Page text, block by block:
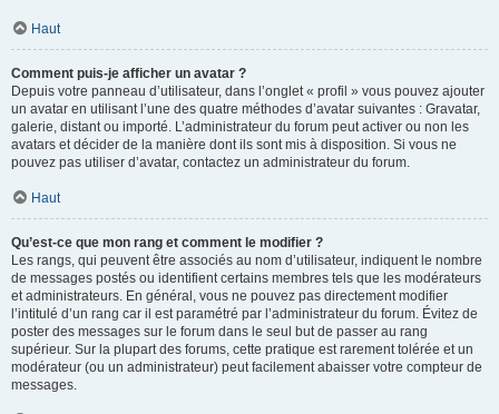
Haut
Comment puis-je afficher un avatar ?
Depuis votre panneau d’utilisateur, dans l’onglet « profil » vous pouvez ajouter
un avatar en utilisant l’une des quatre méthodes d’avatar suivantes : Gravatar,
galerie, distant ou importé. L’administrateur du forum peut activer ou non les
avatars et décider de la manière dont ils sont mis à disposition. Si vous ne
pouvez pas utiliser d’avatar, contactez un administrateur du forum.
Haut
Qu’est-ce que mon rang et comment le modifier ?
Les rangs, qui peuvent être associés au nom d’utilisateur, indiquent le nombre
de messages postés ou identifient certains membres tels que les modérateurs
et administrateurs. En général, vous ne pouvez pas directement modifier
l’intitulé d’un rang car il est paramétré par l’administrateur du forum. Évitez de
poster des messages sur le forum dans le seul but de passer au rang
supérieur. Sur la plupart des forums, cette pratique est rarement tolérée et un
modérateur (ou un administrateur) peut facilement abaisser votre compteur de
messages.